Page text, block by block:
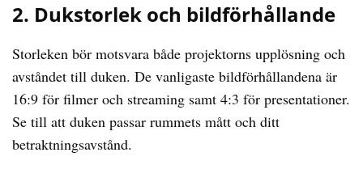
2. Dukstorlek och bildförhållande
Storleken bör motsvara både projektorns upplösning och
avståndet till duken. De vanligaste bildförhållandena är
16:9 för filmer och streaming samt 4:3 för presentationer.
Se till att duken passar rummets mått och ditt
betraktningsavstånd.